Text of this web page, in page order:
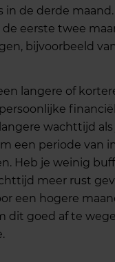
in de derde
de eerste twee
bijvoorbeeld
langere of
wachttijd
een periode van
Heb je weinig
meer rust
een hogere
dit goed af te